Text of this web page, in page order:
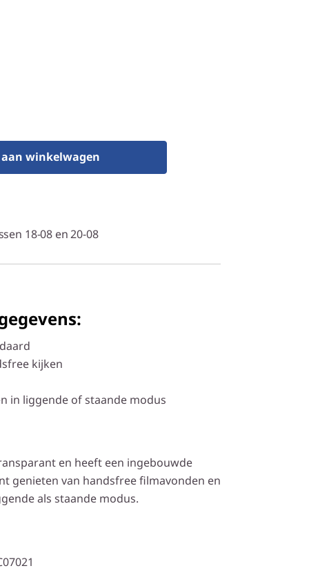
aan winkelwagen
18-08 en 20-08
kijken
in liggende of staande modus
en heeft een ingebouwde
genieten van handsfree filmavonden en
als staande modus.